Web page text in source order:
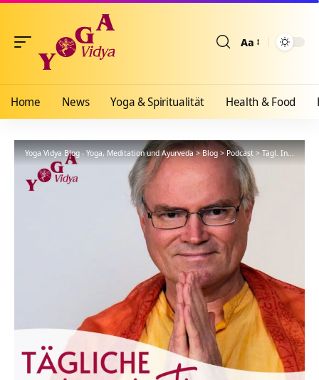
Aa
Home News Yoga & Spiritualität Health & Food
Yoga Vidya Blog - Yoga, Meditation und Ayurveda>Blog>Podcast>Tägl. Inspiration